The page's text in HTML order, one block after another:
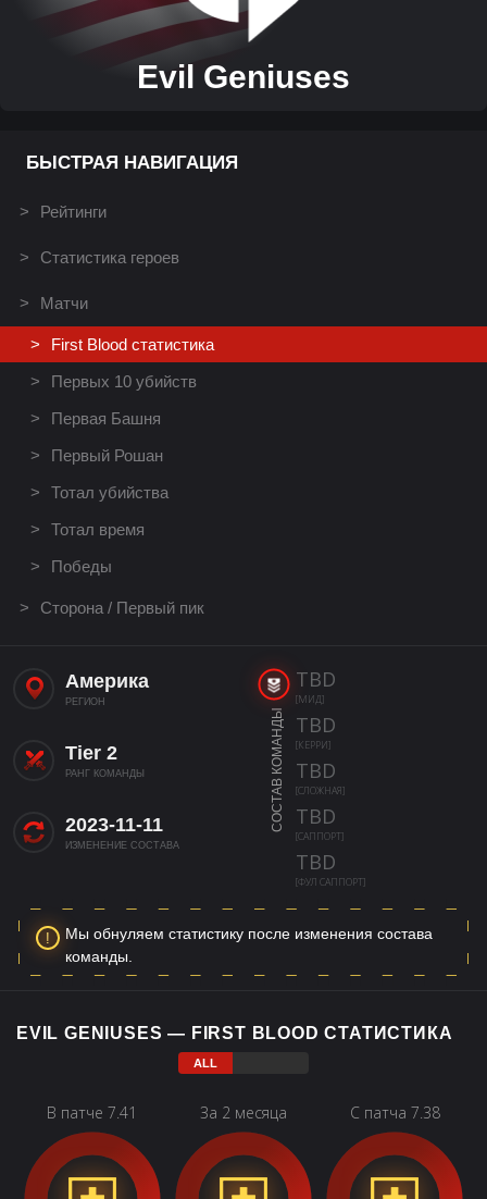
Evil Geniuses
БЫСТРАЯ НАВИГАЦИЯ
Рейтинги
Статистика героев
Матчи
First Blood статистика
Первых 10 убийств
Первая Башня
Первый Рошан
Тотал убийства
Тотал время
Победы
Сторона / Первый пик
Америка
РЕГИОН
Tier 2
РАНГ КОМАНДЫ
2023-11-11
ИЗМЕНЕНИЕ СОСТАВА
СОСТАВ КОМАНДЫ
TBD
[МИД]
TBD
[КЕРРИ]
TBD
[СЛОЖНАЯ]
TBD
[САППОРТ]
TBD
[ФУЛ САППОРТ]
Мы обнуляем статистику после изменения состава
команды.
EVIL GENIUSES — FIRST BLOOD СТАТИСТИКА
В патче 7.41 За 2 месяца С патча 7.38